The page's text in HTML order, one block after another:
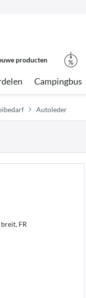
producten
Campingbus
Autoleder
FR